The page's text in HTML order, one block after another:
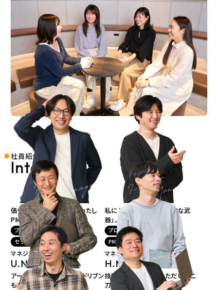
社員紹介
Interview
価値最大化のプロ。実はわたし
PMなんです（照）
プロジェクトマネージャー
セクションマネージャー
講師
マネジメント
U.N.since 2006.
私にとってPMPは「実践的な武
器」。視える、未来が視える
プロジェクトマネージャー
PMP保持者
講師
マネジメント
H.M.since 2006.
アーキも、Androidも、AIドリブン
もお任せあれ！
技術もマネジメントもただいま二
刀流で進化中